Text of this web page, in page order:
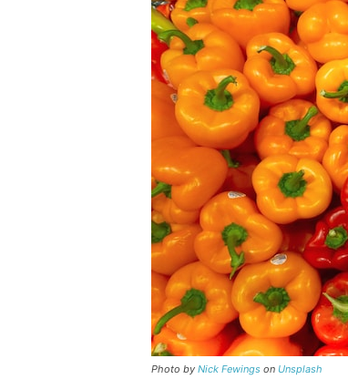
Photo by Nick Fewings on Unsplash